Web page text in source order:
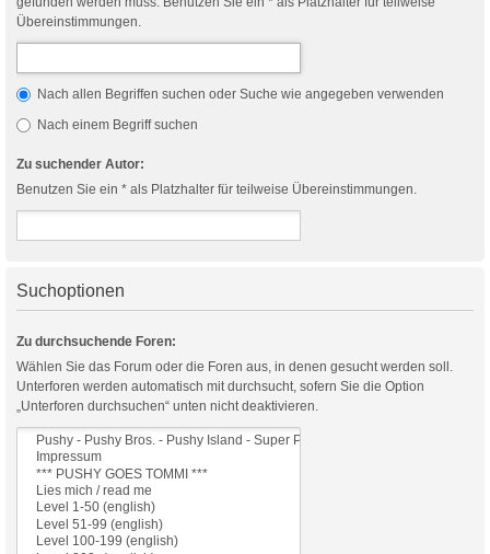
Übereinstimmungen.
Nach allen Begriffen suchen oder Suche wie angegeben verwenden
Nach einem Begriff suchen
Zu suchender Autor:
Benutzen Sie ein * als Platzhalter für teilweise Übereinstimmungen.
Suchoptionen
Zu durchsuchende Foren:
Wählen Sie das Forum oder die Foren aus, in denen gesucht werden soll.
Unterforen werden automatisch mit durchsucht, sofern Sie die Option
„Unterforen durchsuchen“ unten nicht deaktivieren.